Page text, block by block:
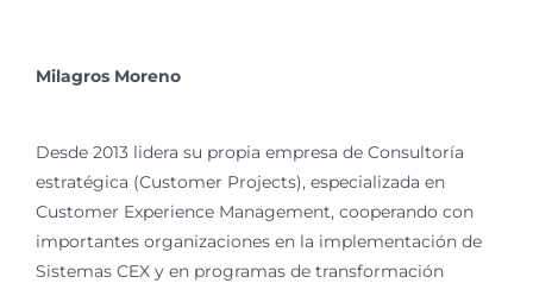
Milagros Moreno
Desde 2013 lidera su propia empresa de Consultoría
estratégica (Customer Projects), especializada en
Customer Experience Management, cooperando con
importantes organizaciones en la implementación de
Sistemas CEX y en programas de transformación